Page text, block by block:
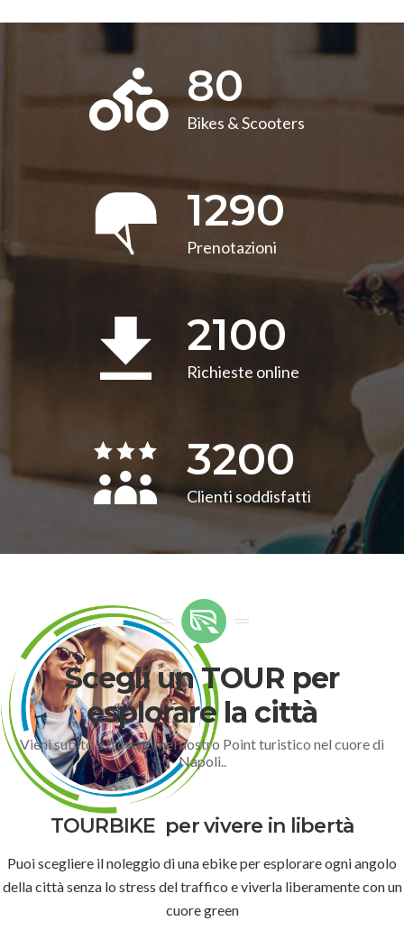
80
Bikes & Scooters
1290
Prenotazioni
2100
Richieste online
3200
Clienti soddisfatti
Scegli un TOUR per
esplorare la città
Vieni subito a trovarci nel nostro Point turistico nel cuore di
Napoli..
TOURBIKE per vivere in libertà
Puoi scegliere il noleggio di una ebike per esplorare ogni angolo
della città senza lo stress del traffico e viverla liberamente con un
cuore green